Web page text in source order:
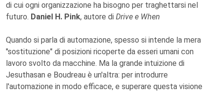
di cui ogni organizzazione ha bisogno per traghettarsi nel
futuro. Daniel H. Pink, autore di Drive e When
Quando si parla di automazione, spesso si intende la mera
"sostituzione" di posizioni ricoperte da esseri umani con
lavoro svolto da macchine. Ma la grande intuizione di
Jesuthasan e Boudreau è un'altra: per introdurre
l'automazione in modo efficace, e superare questa visione